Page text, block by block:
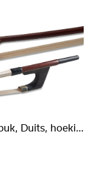
Fernambuk, Duits, hoekige stang